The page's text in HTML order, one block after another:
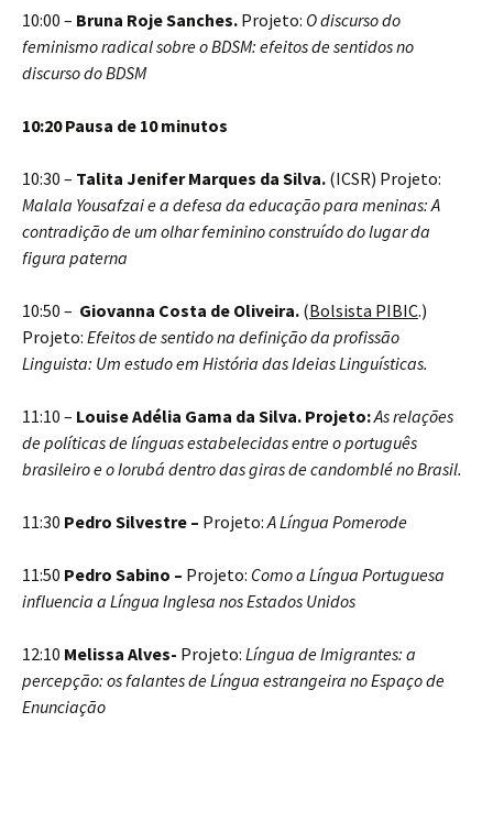
10:00 – Bruna Roje Sanches. Projeto: O discurso do
feminismo radical sobre o BDSM: efeitos de sentidos no
discurso do BDSM
10:20 Pausa de 10 minutos
10:30 – Talita Jenifer Marques da Silva. (ICSR) Projeto:
Malala Yousafzai e a defesa da educação para meninas: A
contradição de um olhar feminino construído do lugar da
figura paterna
10:50 – Giovanna Costa de Oliveira. (Bolsista PIBIC.)
Projeto: Efeitos de sentido na definição da profissão
Linguista: Um estudo em História das Ideias Linguísticas.
11:10 – Louise Adélia Gama da Silva. Projeto:As relações
de políticas de línguas estabelecidas entre o português
brasileiro e o Iorubá dentro das giras de candomblé no Brasil.
11:30 Pedro Silvestre – Projeto:A Língua Pomerode
11:50 Pedro Sabino – Projeto: Como a Língua Portuguesa
influencia a Língua Inglesa nos Estados Unidos
12:10 Melissa Alves- Projeto: Língua de Imigrantes: a
percepção: os falantes de Língua estrangeira no Espaço de
Enunciação